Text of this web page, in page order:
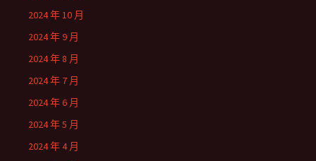
2024 年 10 月
2024 年 9 月
2024 年 8 月
2024 年 7 月
2024 年 6 月
2024 年 5 月
2024 年 4 月